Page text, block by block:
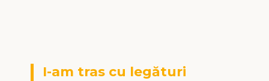
I-am tras cu legături